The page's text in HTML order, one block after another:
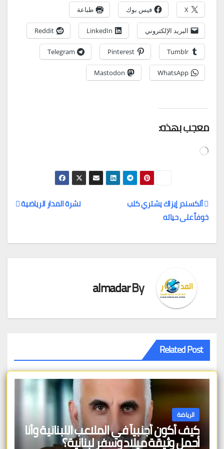
X فيس بوك طباعة
البريد الإلكتروني LinkedIn
Reddit
Tumblr
Pinterest
Telegram
WhatsApp
Mastodon
معجب بهذه:
جاري
تصفّح
المقالات
نشرة المدار الرياضية
ألكسندر إيزاك يشتري كلب
خوفاً على حياته
By
almadar
Related Post
الرياضة
كيف أكون أجنبياً في الملاعب اللبنانية وأنا
أحمل وثيقة ميلاد وسفر لبنانية؟